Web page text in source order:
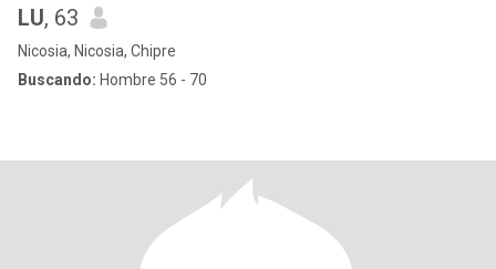
LU, 63
Nicosia, Nicosia, Chipre
Buscando: Hombre 56 - 70